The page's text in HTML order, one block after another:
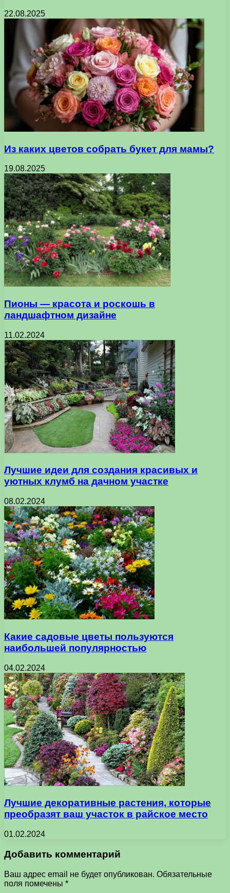
22.08.2025
Из каких цветов собрать букет для мамы?
19.08.2025
Пионы — красота и роскошь в
ландшафтном дизайне
11.02.2024
Лучшие идеи для создания красивых и
уютных клумб на дачном участке
08.02.2024
Какие садовые цветы пользуются
наибольшей популярностью
04.02.2024
Лучшие декоративные растения, которые
преобразят ваш участок в райское место
01.02.2024
Добавить комментарий
Ваш адрес email не будет опубликован. Обязательные
поля помечены *